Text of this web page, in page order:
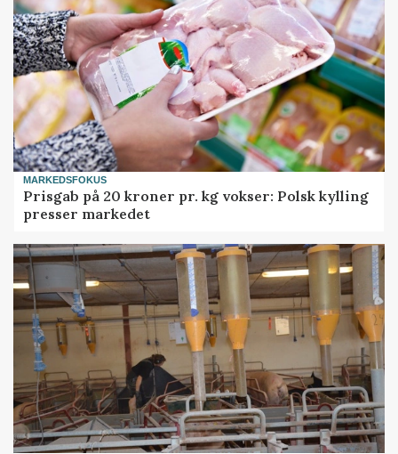
MARKEDSFOKUS
Prisgab på 20 kroner pr. kg vokser: Polsk kylling
presser markedet